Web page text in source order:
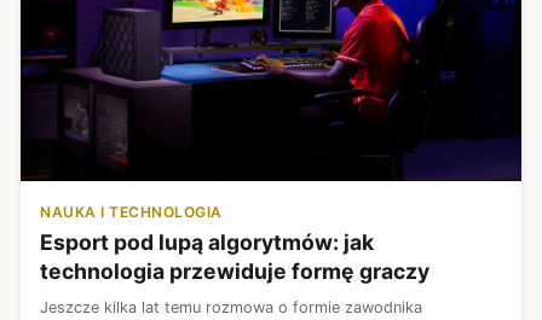
NAUKA I TECHNOLOGIA
Esport pod lupą algorytmów: jak
technologia przewiduje formę graczy
Jeszcze kilka lat temu rozmowa o formie zawodnika